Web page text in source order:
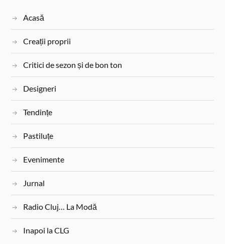
t
Acasă
Creații proprii
Critici de sezon și de bon ton
Designeri
Tendințe
Pastiluțe
Evenimente
Jurnal
Radio Cluj… La Modă
Inapoi la CLG